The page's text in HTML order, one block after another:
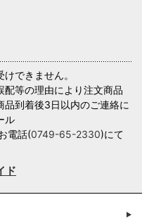
できません。
配等の理由により注文商品
品到着後3日以内のご連絡に
ル
電話(0749-65-2330)にて
ド